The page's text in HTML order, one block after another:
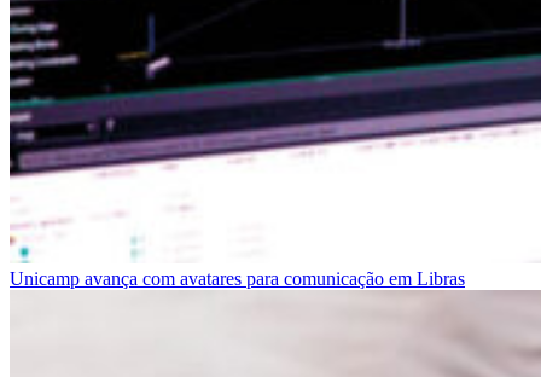
Unicamp avança com avatares para comunicação em Libras